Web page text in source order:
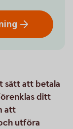
sätt att betala
ditt
att
utföra